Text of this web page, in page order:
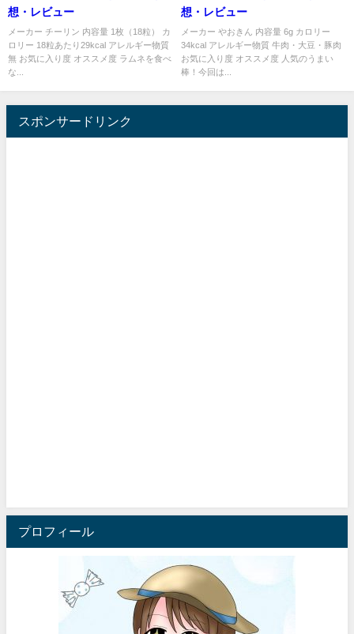
想・レビュー
メーカー チーリン 内容量 1枚（18粒） カ
ロリー 18粒あたり29kcal アレルギー物質
無 お気に入り度 オススメ度 ラムネを食べ
な...
想・レビュー
メーカー やおきん 内容量 6g カロリー
34kcal アレルギー物質 牛肉・大豆・豚肉
お気に入り度 オススメ度 人気のうまい
棒！今回は...
スポンサードリンク
プロフィール